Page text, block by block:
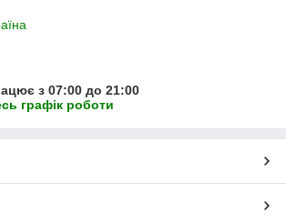
з 07:00 до 21:00
графік роботи